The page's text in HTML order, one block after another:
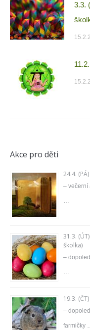
3.3.
Akce pro děti
24.4.
– večerní
…
31.3.
školka)
–
…
19.3.
–
farmičky